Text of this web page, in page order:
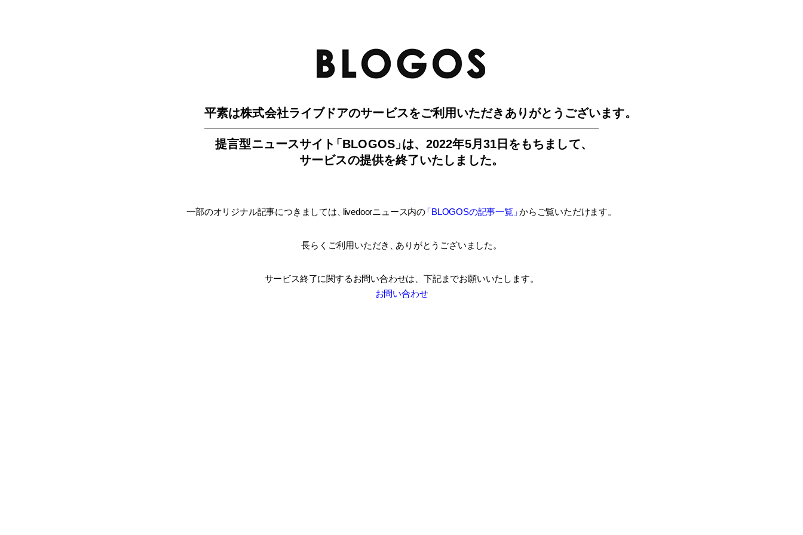
平素は株式会社ライブドアのサービスをご利用いただきありがとうございます。
提言型ニュースサイ ト「BLOGOS」は、2022年5月31日をもちまして、
サービスの提供を終了いたしました。
一部のオリジナル記事につきましては livedoorニュース内の「BLOGOSの記事一覧」 からご覧いただけます。
長らくご利用いただき ありがとうございました。
サービス終了に関するお問い合わせは、 下記までお願いいたします。
お問い合わせ